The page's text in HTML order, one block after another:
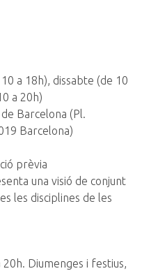
a 18h), dissabte (de 10
a 20h)
Barcelona (Pl.
Barcelona)
prèvia
una visió de conjunt
les disciplines de les
20h. Diumenges i festius,